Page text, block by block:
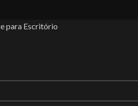
para Escritório